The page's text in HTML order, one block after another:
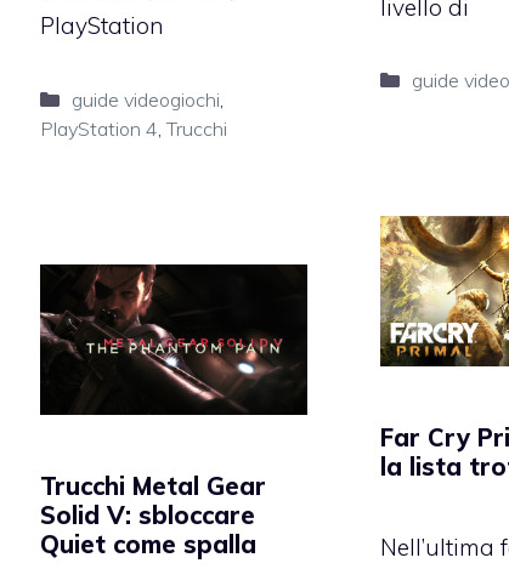
PlayStation
Categorie
guide videogiochi
PlayStation 4 ,Trucchi
livello di
Categorie
guide
Far Cry
la lista
Nell’ultima
Trucchi Metal Gear
Solid V: sbloccare
Quiet come spalla